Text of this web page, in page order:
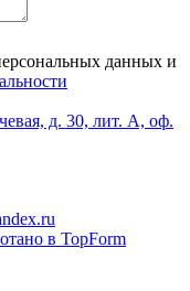
данных и
д. 30, лит. А, оф.
в TopForm